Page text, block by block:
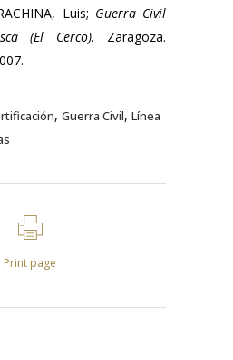
Luis; Guerra Civil
(El Cerco). Zaragoza.
, Guerra Civil, Línea
Print page